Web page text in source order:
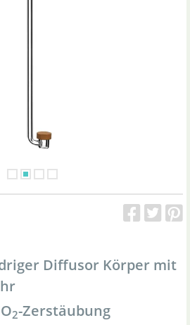
Diffusor Körper mit
2-Zerstäubung